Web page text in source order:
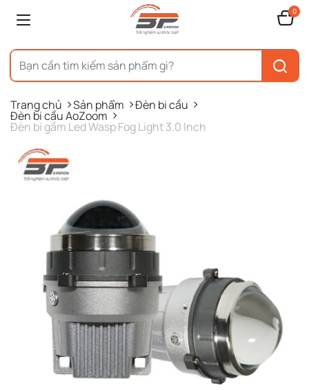
0
Trang chủ Sản phẩm Đèn bi cầu
Đèn bi cầu AoZoom
Đèn bi gầm Led Wasp Fog Light 3.0 Inch